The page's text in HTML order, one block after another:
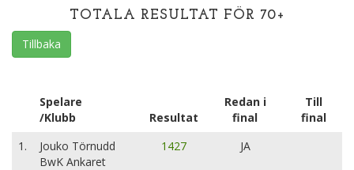
TOTALA RESULTAT FÖR 70+
Tillbaka
Spelare
/Klubb
Resultat
Redan i
final
Till
final
1.
Jouko Törnudd
BwK Ankaret
1427 JA